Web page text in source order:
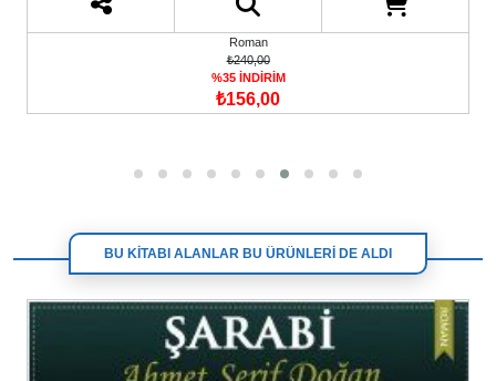
Roman
₺240,00
%35 İNDİRİM
₺156,00
BU KİTABI ALANLAR BU ÜRÜNLERİ DE ALDI